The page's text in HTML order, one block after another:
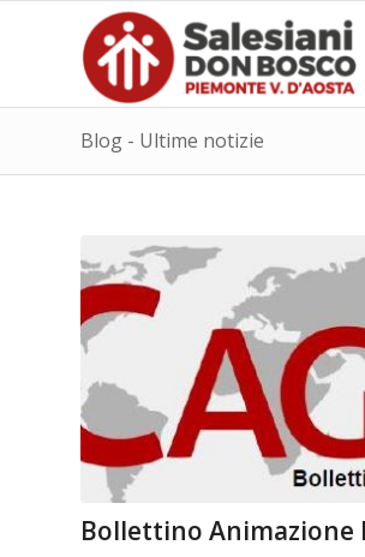
Blog - Ultime notizie
Bollettino Animazione